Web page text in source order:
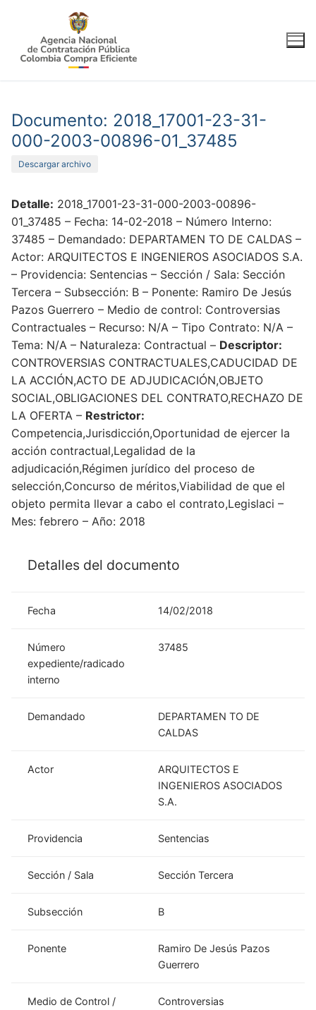
contenido
Documento: 2018_17001-23-31-
000-2003-00896-01_37485
Descargar archivo
Detalle: 2018_17001-23-31-000-2003-00896-
01_37485 – Fecha: 14-02-2018 – Número Interno:
37485 – Demandado: DEPARTAMEN TO DE CALDAS –
Actor: ARQUITECTOS E INGENIEROS ASOCIADOS S.A.
– Providencia: Sentencias – Sección / Sala: Sección
Tercera – Subsección: B – Ponente: Ramiro De Jesús
Pazos Guerrero – Medio de control: Controversias
Contractuales – Recurso: N/A – Tipo Contrato: N/A –
Tema: N/A – Naturaleza: Contractual – Descriptor:
CONTROVERSIAS CONTRACTUALES,CADUCIDAD DE
LA ACCIÓN,ACTO DE ADJUDICACIÓN,OBJETO
SOCIAL,OBLIGACIONES DEL CONTRATO,RECHAZO DE
LA OFERTA – Restrictor:
Competencia,Jurisdicción,Oportunidad de ejercer la
acción contractual,Legalidad de la
adjudicación,Régimen jurídico del proceso de
selección,Concurso de méritos,Viabilidad de que el
objeto permita llevar a cabo el contrato,Legislaci –
Mes: febrero – Año: 2018
Detalles del documento
Fecha 14/02/2018
Número
expediente/radicado
interno
37485
Demandado
DEPARTAMEN TO DE
CALDAS
Actor
ARQUITECTOS E
INGENIEROS ASOCIADOS
S.A.
Providencia Sentencias
Sección / Sala Sección Tercera
Subsección B
Ponente
Ramiro De Jesús Pazos
Guerrero
Medio de Control /
Controversias